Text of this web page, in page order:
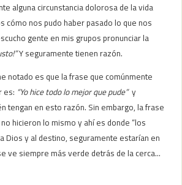
alguna circunstancia dolorosa de la vida
cómo nos pudo haber pasado lo que nos
gente en mis grupos pronunciar la
Y seguramente tienen razón.
notado es que la frase que comúnmente
es: “Yo hice todo lo mejor que pude” y
tengan en esto razón. Sin embargo, la frase
hicieron lo mismo y ahí es donde “los
Dios y al destino, seguramente estarían en
ve siempre más verde detrás de la cerca…